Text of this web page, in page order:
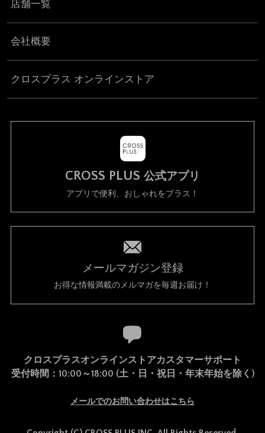
店舗一覧
会社概要
クロスプラス オンラインストア
CROSS PLUS 公式アプリ
アプリで便利、おしゃれをプラス！
メールマガジン登録
お得な情報満載のメルマガを毎週お届け！
クロスプラスオンラインストアカスタマーサポート
受付時間：10:00～18:00 (土・日・祝日・年末年始を除く)
メールでのお問い合わせはこちら